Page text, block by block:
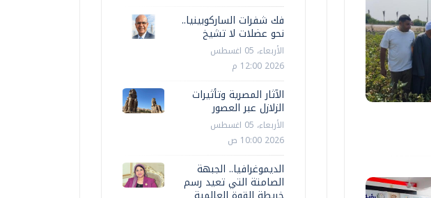
فك شفرات الساركوبينيا..
نحو عضلات لا تشيخ
الأربعاء، 05 اغسطس
2026 12:00 م
الآثار المصرية وتأثيرات
الزلازل عبر العصور
الأربعاء، 05 اغسطس
2026 10:00 ص
الديموغرافيا.. الجبهة
الصامتة التي تعيد رسم